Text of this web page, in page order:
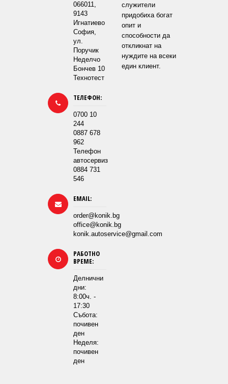
066011,
9143
Игнатиево
София,
ул.
Поручик
Неделчо
Бончев 10
Технотест
ТЕЛЕФОН:
0700 10
244
0887 678
962
Телефон
автосервиз
0884 731
546
EMAIL:
order@konik.bg
office@konik.bg
konik.autoservice@gmail.com
РАБОТНО
ВРЕМЕ:
Делнични
дни:
8:00ч. -
17:30
Събота:
почивен
ден
Неделя:
почивен
ден
служители
придобиха богат
опит и
способности да
откликнат на
нуждите на всеки
един клиент.